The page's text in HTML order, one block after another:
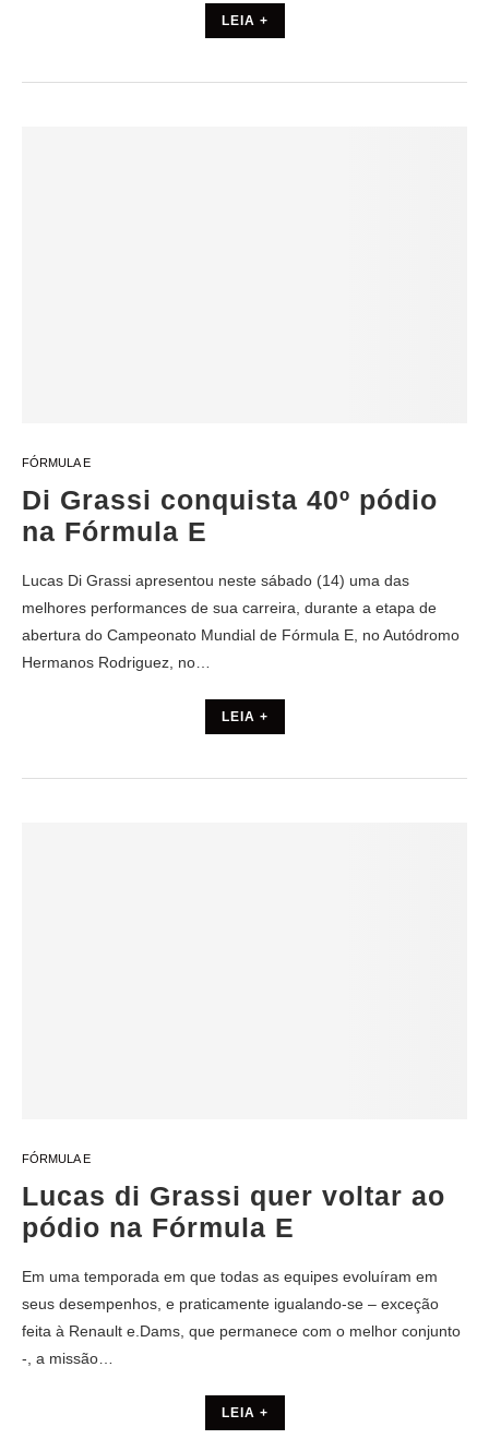
LEIA +
FÓRMULA E
Di Grassi conquista 40º pódio
na Fórmula E
Lucas Di Grassi apresentou neste sábado (14) uma das
melhores performances de sua carreira, durante a etapa de
abertura do Campeonato Mundial de Fórmula E, no Autódromo
Hermanos Rodriguez, no…
LEIA +
FÓRMULA E
Lucas di Grassi quer voltar ao
pódio na Fórmula E
Em uma temporada em que todas as equipes evoluíram em
seus desempenhos, e praticamente igualando-se – exceção
feita à Renault e.Dams, que permanece com o melhor conjunto
-, a missão…
LEIA +